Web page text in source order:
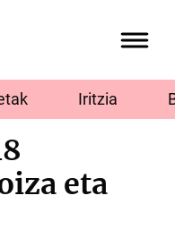
Iritzia
eta